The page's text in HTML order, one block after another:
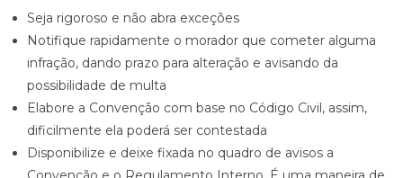
Seja rigoroso e não abra exceções
Notifique rapidamente o morador que cometer alguma
infração, dando prazo para alteração e avisando da
possibilidade de multa
Elabore a Convenção com base no Código Civil, assim,
dificilmente ela poderá ser contestada
Disponibilize e deixe fixada no quadro de avisos a